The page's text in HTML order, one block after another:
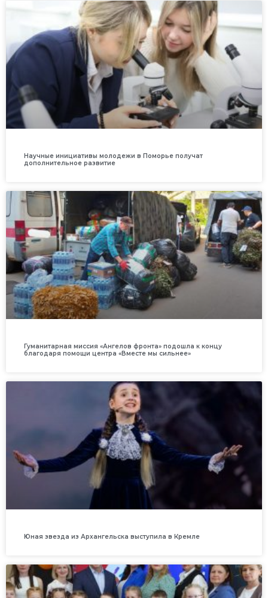
Научные инициативы молодежи в Поморье получат
дополнительное развитие
Гуманитарная миссия «Ангелов фронта» подошла к концу
благодаря помощи центра «Вместе мы сильнее»
Юная звезда из Архангельска выступила в Кремле